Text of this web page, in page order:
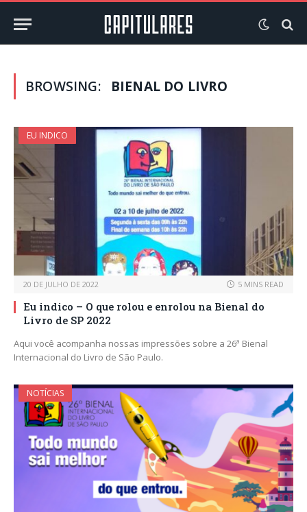
BROWSING: BIENAL DO LIVRO
EU INDICO
20 DE JULHO DE 2022 5 MINS READ
Eu indico – O que rolou e enrolou na Bienal do
Livro de SP 2022
Aqui você acompanha nossas impressões sobre a 26ª Bienal
Internacional do Livro de São Paulo.
NOTÍCIAS